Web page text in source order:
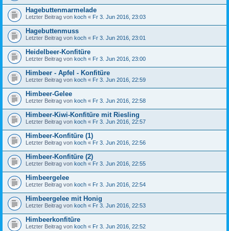
Hagebuttenmarmelade
Letzter Beitrag von koch « Fr 3. Jun 2016, 23:03
Hagebuttenmuss
Letzter Beitrag von koch « Fr 3. Jun 2016, 23:01
Heidelbeer-Konfitüre
Letzter Beitrag von koch « Fr 3. Jun 2016, 23:00
Himbeer - Apfel - Konfitüre
Letzter Beitrag von koch « Fr 3. Jun 2016, 22:59
Himbeer-Gelee
Letzter Beitrag von koch « Fr 3. Jun 2016, 22:58
Himbeer-Kiwi-Konfitüre mit Riesling
Letzter Beitrag von koch « Fr 3. Jun 2016, 22:57
Himbeer-Konfitüre (1)
Letzter Beitrag von koch « Fr 3. Jun 2016, 22:56
Himbeer-Konfitüre (2)
Letzter Beitrag von koch « Fr 3. Jun 2016, 22:55
Himbeergelee
Letzter Beitrag von koch « Fr 3. Jun 2016, 22:54
Himbeergelee mit Honig
Letzter Beitrag von koch « Fr 3. Jun 2016, 22:53
Himbeerkonfitüre
Letzter Beitrag von koch « Fr 3. Jun 2016, 22:52